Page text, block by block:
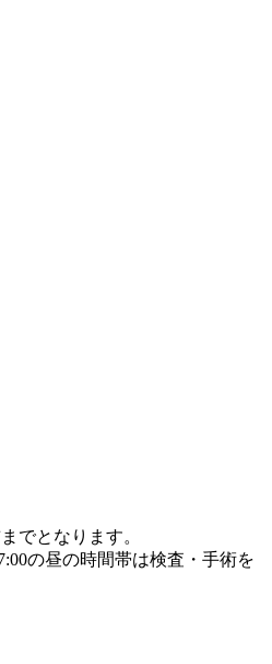
でとなります。
の昼の時間帯は検査・手術を